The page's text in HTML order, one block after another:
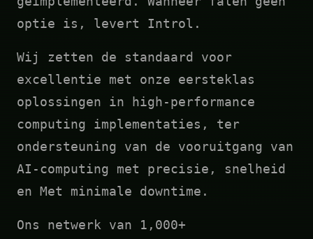
optie is, levert Introl.
Wij zetten de standaard voor
excellentie met onze eersteklas
oplossingen in high-performance
computing implementaties, ter
ondersteuning van de vooruitgang van
AI-computing met precisie, snelheid
en Met minimale downtime.
Ons netwerk van 1,000+